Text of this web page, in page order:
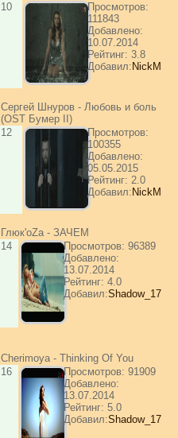
10
Просмотров:
111843
Добавлено:
10.07.2014
Рейтинг: 3.8
Добавил: NickM
Сергей Шнуров - Любовь и боль
(OST Бумер II)
12
Просмотров:
100355
Добавлено:
05.05.2015
Рейтинг: 2.0
Добавил: NickM
Глюк'oZa - ЗАЧЕМ
14
Просмотров: 96389
Добавлено:
13.07.2014
Рейтинг: 4.0
Добавил:Shadow_17
Cherimoya - Thinking Of You
16
Просмотров: 91909
Добавлено:
13.07.2014
Рейтинг: 5.0
Добавил:Shadow_17